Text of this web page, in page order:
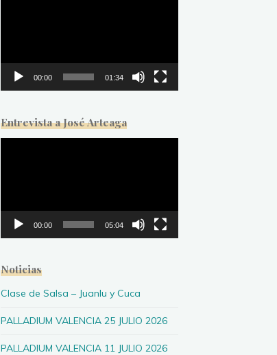
00:00 01:34
Entrevista a José Arteaga
00:00 05:04
Noticias
Clase de Salsa – Juanlu y Cuca
PALLADIUM VALENCIA 25 JULIO 2026
PALLADIUM VALENCIA 11 JULIO 2026